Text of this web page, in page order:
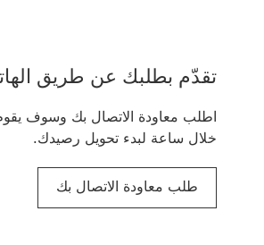
تقدّم بطلبك عن طريق
‏‫اطلب معاودة الاتصال بك وسوف يقوم
خلال ساعة لبدء تحويل رصيدك.
طلب معاودة الاتصال بك
طلب معاودة الاتصال بك سيتم